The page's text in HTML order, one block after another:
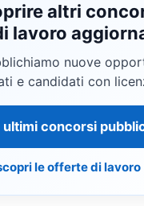
altri
lavoro
nuove
e candidati con
ultimi concorsi
le offerte di